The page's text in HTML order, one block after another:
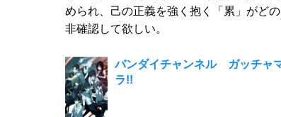
められ、己の正義を強く抱く「累」がど
非確認して欲しい。
バンダイチャンネル ガッチャ
ラ!!